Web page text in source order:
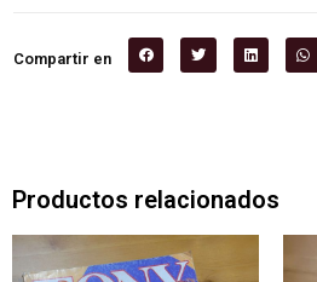
Compartir en
Productos relacionados